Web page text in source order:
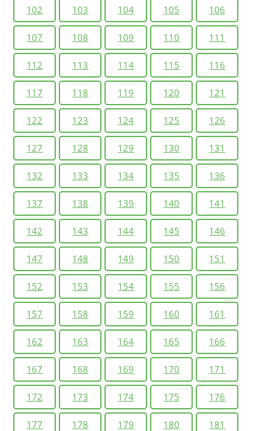
102 103 104 105 106
107 108 109 110 111
112 113 114 115 116
117 118 119 120 121
122 123 124 125 126
127 128 129 130 131
132 133 134 135 136
137 138 139 140 141
142 143 144 145 146
147 148 149 150 151
152 153 154 155 156
157 158 159 160 161
162 163 164 165 166
167 168 169 170 171
172 173 174 175 176
177 178 179 180 181